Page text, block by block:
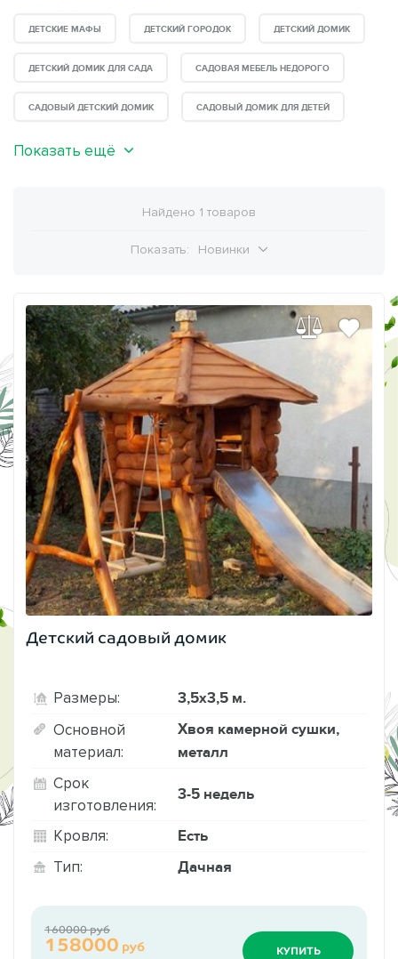
ДЕТСКИЕ МАФЫ ДЕТСКИЙ ГОРОДОК ДЕТСКИЙ ДОМИК
ДЕТСКИЙ ДОМИК ДЛЯ САДА САДОВАЯ МЕБЕЛЬ НЕДОРОГО
САДОВЫЙ ДЕТСКИЙ ДОМИК САДОВЫЙ ДОМИК ДЛЯ ДЕТЕЙ
Показать ещё
Найдено 1 товаров
Показать: Новинки
Детский садовый домик
Размеры: 3,5х3,5 м.
Основной
материал:
Хвоя камерной сушки,
металл
Срок
изготовления:
3-5 недель
Кровля: Есть
Тип: Дачная
158000 руб
160000 руб
КУПИТЬ